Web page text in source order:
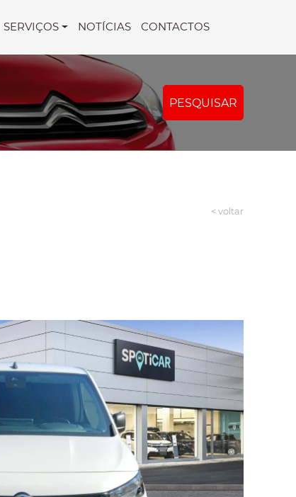
SERVIÇOS NOTÍCIAS CONTACTOS
PESQUISAR
< voltar